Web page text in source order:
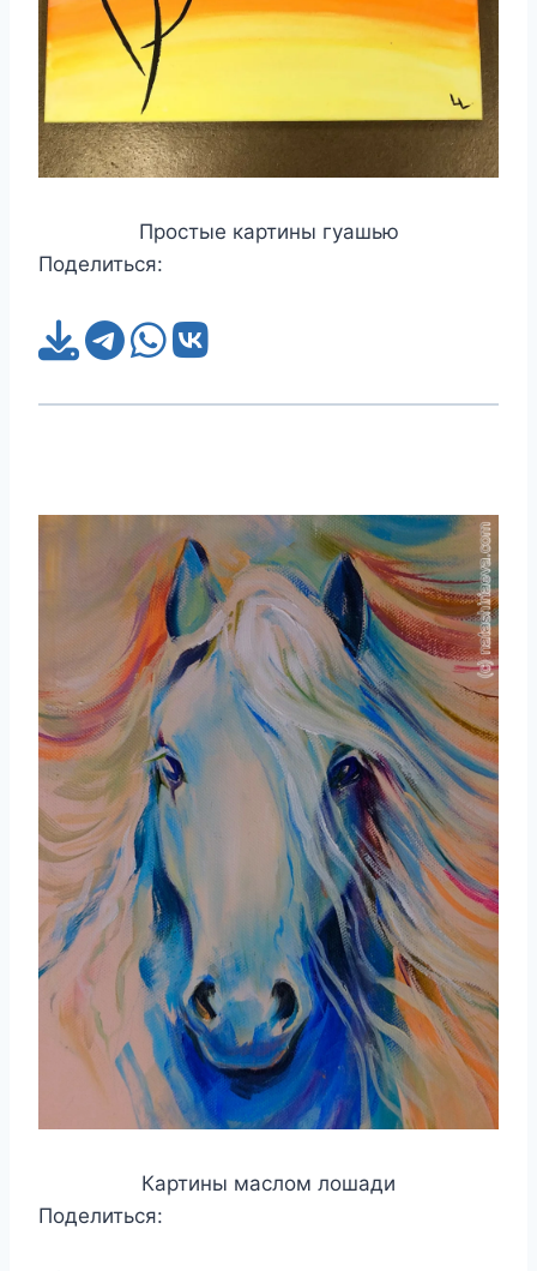
Простые картины гуашью
Поделиться:
Картины маслом лошади
Поделиться: